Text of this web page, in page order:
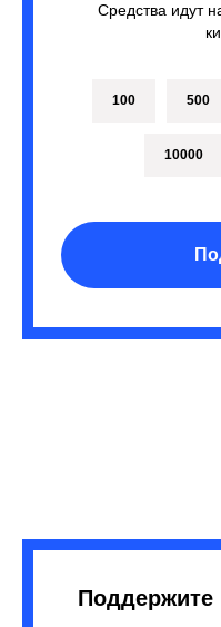
Средства идут
100 500
10000
Поддержите